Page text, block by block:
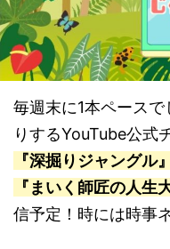
毎週末に1本ペース
りするYouTube公式
『深掘りジャングル
『まいく師匠の人生
信予定！時には時事